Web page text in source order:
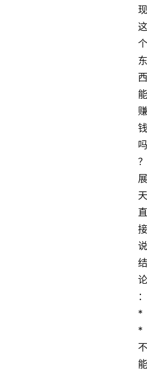
现
这
个
东
西
能
赚
钱
吗
？
展
天
直
接
说
结
论
：
*
*
不
能